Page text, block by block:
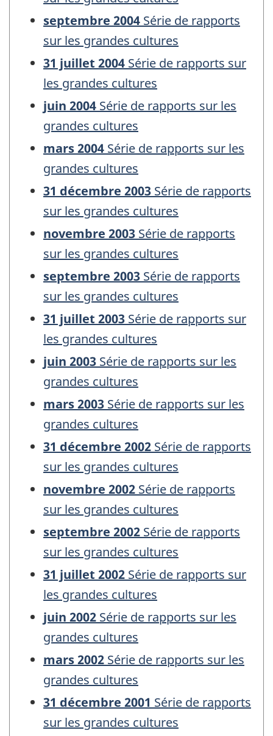
septembre 2004 Série de rapports
sur les grandes cultures
31 juillet 2004 Série de rapports sur
les grandes cultures
juin 2004 Série de rapports sur les
grandes cultures
mars 2004 Série de rapports sur les
grandes cultures
31 décembre 2003 Série de rapports
sur les grandes cultures
novembre 2003 Série de rapports
sur les grandes cultures
septembre 2003 Série de rapports
sur les grandes cultures
31 juillet 2003 Série de rapports sur
les grandes cultures
juin 2003 Série de rapports sur les
grandes cultures
mars 2003 Série de rapports sur les
grandes cultures
31 décembre 2002 Série de rapports
sur les grandes cultures
novembre 2002 Série de rapports
sur les grandes cultures
septembre 2002 Série de rapports
sur les grandes cultures
31 juillet 2002 Série de rapports sur
les grandes cultures
juin 2002 Série de rapports sur les
grandes cultures
mars 2002 Série de rapports sur les
grandes cultures
31 décembre 2001 Série de rapports
sur les grandes cultures